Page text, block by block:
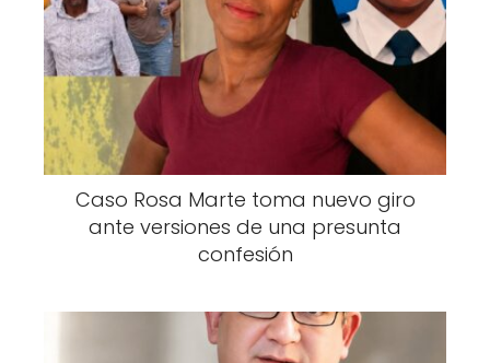
Caso Rosa Marte toma nuevo giro
ante versiones de una presunta
confesión